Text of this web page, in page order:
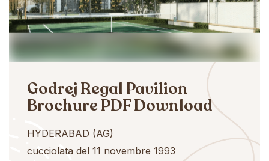
Godrej Regal Pavilion
Brochure PDF Download
HYDERABAD (AG)
cucciolata del 11 novembre 1993